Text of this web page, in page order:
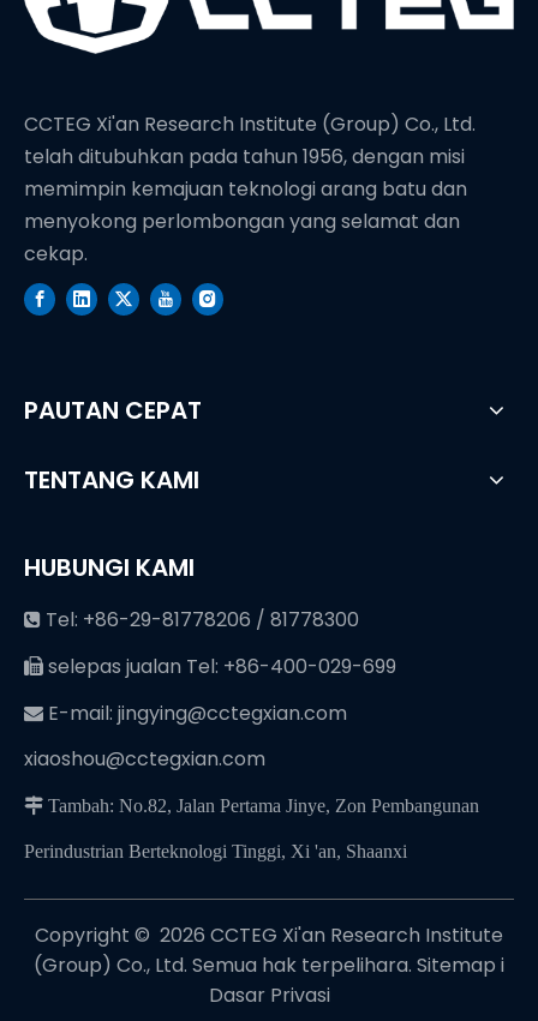
CCTEG Xi'an Research Institute (Group) Co., Ltd.
telah ditubuhkan pada tahun 1956, dengan misi
memimpin kemajuan teknologi arang batu dan
menyokong perlombongan yang selamat dan
cekap.
PAUTAN CEPAT
TENTANG KAMI
HUBUNGI KAMI
 Tel: +86-29-81778206 / 81778300
 selepas jualan Tel: +86-400-029-699
 E-mail: jingying@cctegxian.com
xiaoshou@cctegxian.com
 Tambah: No.82, Jalan Pertama Jinye, Zon Pembangunan
Perindustrian Berteknologi Tinggi, Xi 'an, Shaanxi
Copyright © ️ 2026 CCTEG Xi'an Research Institute
(Group) Co., Ltd. Semua hak terpelihara. Sitemap i
Dasar Privasi